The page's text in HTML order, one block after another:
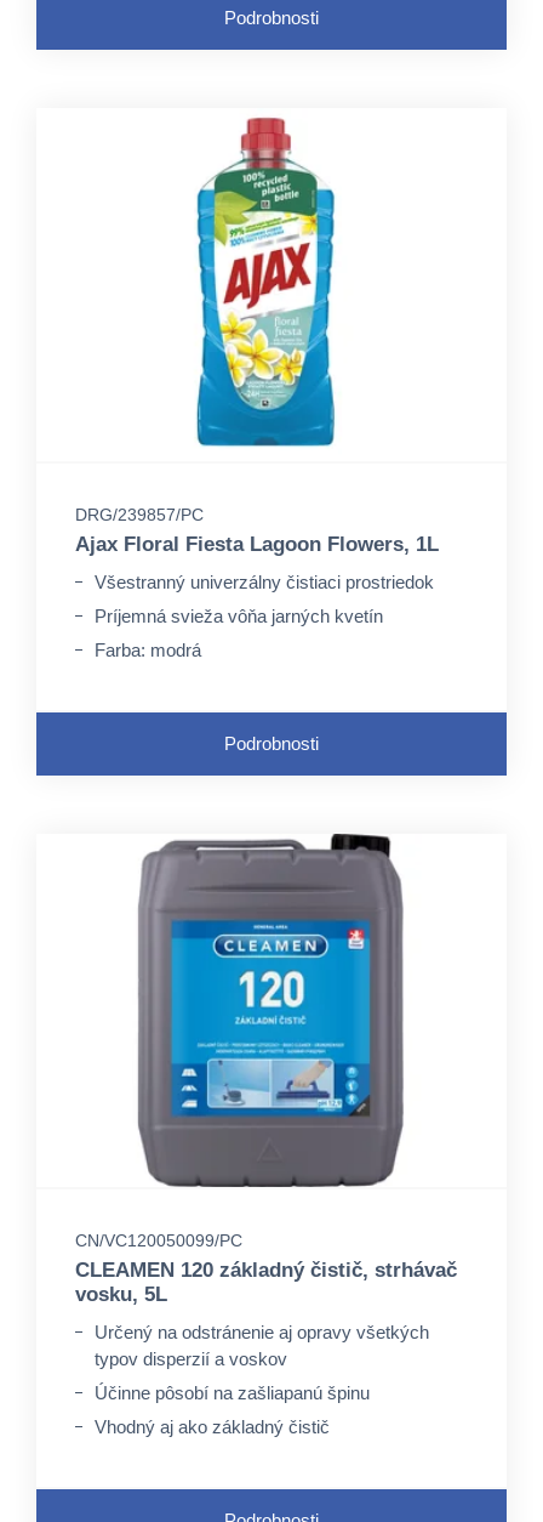
Podrobnosti
DRG/239857/PC
Ajax Floral Fiesta Lagoon Flowers, 1L
Všestranný univerzálny čistiaci prostriedok
Príjemná svieža vôňa jarných kvetín
Farba: modrá
Podrobnosti
CN/VC120050099/PC
CLEAMEN 120 základný čistič, strhávač
vosku, 5L
Určený na odstránenie aj opravy všetkých
typov disperzií a voskov
Účinne pôsobí na zašliapanú špinu
Vhodný aj ako základný čistič